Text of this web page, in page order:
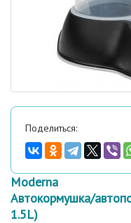
Поделиться:
Moderna
Автокормушка/
1.5L)